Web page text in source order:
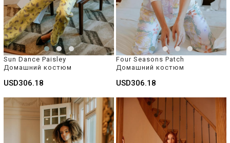
Sun Dance Paisley
Домашний костюм
USD306.18
Four Seasons Patch
Домашний костюм
USD306.18